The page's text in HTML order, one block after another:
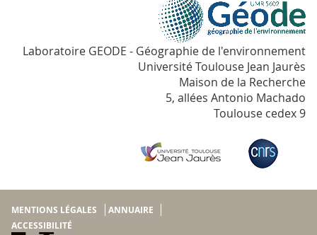
Laboratoire GEODE - Géographie de l'environnement
Université Toulouse Jean Jaurès
Maison de la Recherche
5, allées Antonio Machado
Toulouse cedex 9
MENTIONS LÉGALES
ANNUAIRE
ACCESSIBILITÉ